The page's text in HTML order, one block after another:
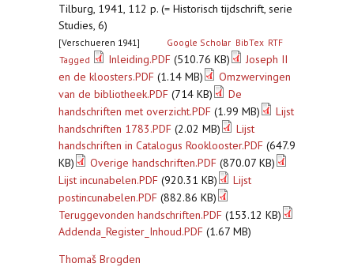
Tilburg, 1941, 112 p. (= Historisch tijdschrift, serie
Studies, 6)
[Verschueren 1941] Google Scholar BibTex RTF
Tagged
Inleiding.PDF (510.76 KB)
Joseph II
en de kloosters.PDF (1.14 MB)
Omzwervingen
van de bibliotheek.PDF (714 KB)
De
handschriften met overzicht.PDF (1.99 MB)
Lijst
handschriften 1783.PDF (2.02 MB)
Lijst
handschriften in Catalogus Rooklooster.PDF (647.9
KB)
Overige handschriften.PDF (870.07 KB)
Lijst incunabelen.PDF (920.31 KB)
Lijst
postincunabelen.PDF (882.86 KB)
Teruggevonden handschriften.PDF (153.12 KB)
Addenda_Register_Inhoud.PDF (1.67 MB)
Thomaš Brogden